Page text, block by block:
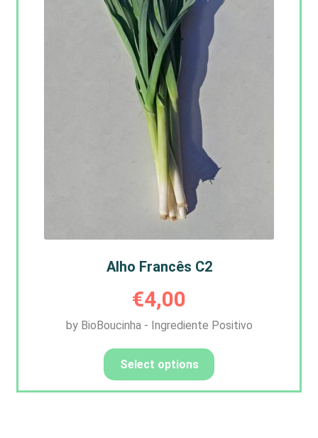
Alho Francês C2
€4,00
by BioBoucinha - Ingrediente Positivo
Select options